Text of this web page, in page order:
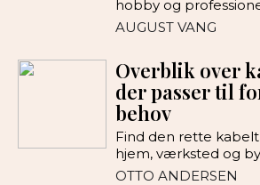
hobby og
AUGUST VANG
Overblik over
der passer til
behov
Find den rette
hjem, værksted og
OTTO ANDERSEN